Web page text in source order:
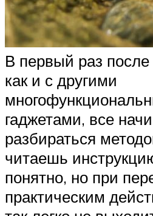
В первый раз
как и с другими
гаджетами, все
разбираться
читаешь
понятно, но при
практическим